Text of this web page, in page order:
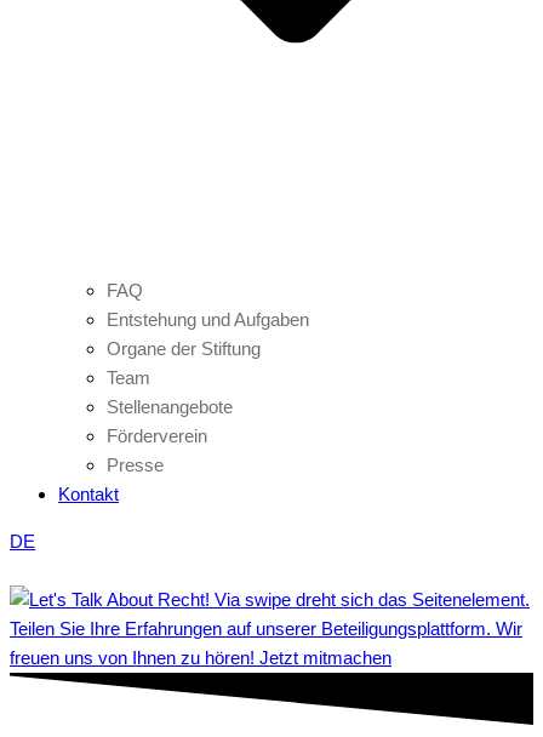
FAQ
Entstehung und Aufgaben
Organe der Stiftung
Team
Stellenangebote
Förderverein
Presse
Kontakt
DE
Teilen Sie Ihre Erfahrungen auf unserer Beteiligungsplattform. Wir
freuen uns von Ihnen zu hören! Jetzt mitmachen